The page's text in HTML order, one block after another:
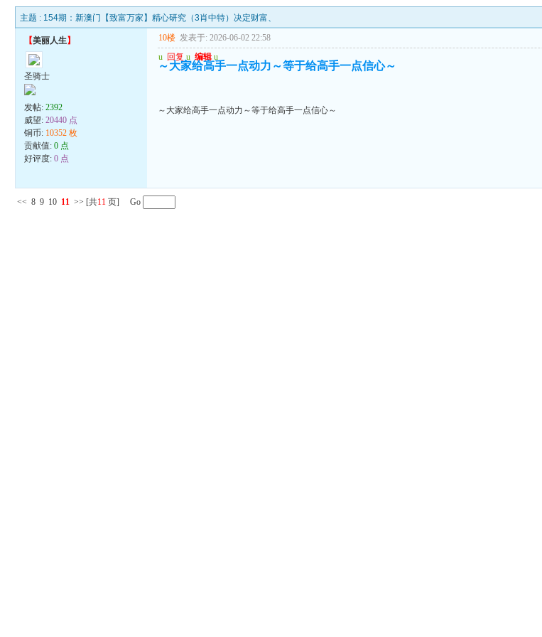
主题 : 154期：新澳门【致富万家】精心研究（3肖中特）决定财富、
【美丽人生】
圣骑士
发帖:2392
威望:20440 点
铜币: 10352 枚
贡献值:0 点
好评度:0 点
10楼 发表于: 2026-06-02 22:58
u 回复 u 编辑 u
～大家给高手一点动力～等于给高手一点信心～
～大家给高手一点动力～等于给高手一点信心～
<< 8 9 10 11 >> [共11 页] Go